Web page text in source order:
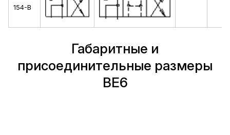
154-В
Габаритные и
присоединительные размеры
ВЕ6